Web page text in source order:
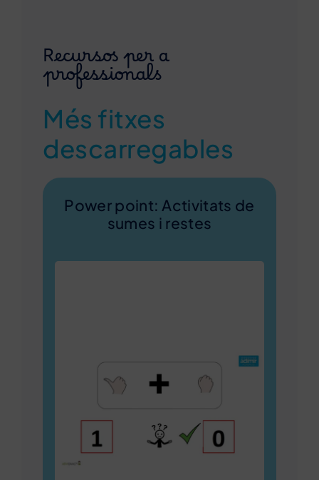
Recursos per a
professionals
Més fitxes
descarregables
Power point: Activitats de
sumes i restes